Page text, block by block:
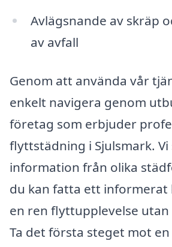
Avlägsnande av skräp
av avfall
Genom att använda vår
enkelt navigera genom
företag som erbjuder
flyttstädning i Sjulsmark. Vi
information från olika
du kan fatta ett informerat
en ren flyttupplevelse
Ta det första steget mot